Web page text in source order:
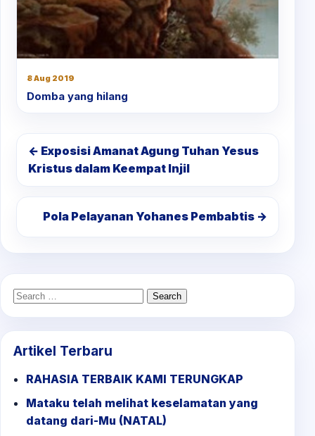
8 Aug 2019
Domba yang hilang
← Exposisi Amanat Agung Tuhan Yesus
Kristus dalam Keempat Injil
Pola Pelayanan Yohanes Pembabtis →
Search
Artikel Terbaru
RAHASIA TERBAIK KAMI TERUNGKAP
Mataku telah melihat keselamatan yang
datang dari-Mu (NATAL)